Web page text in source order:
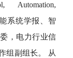
Automation,
能系统学报、智
，电力行业信
组副组长。 从